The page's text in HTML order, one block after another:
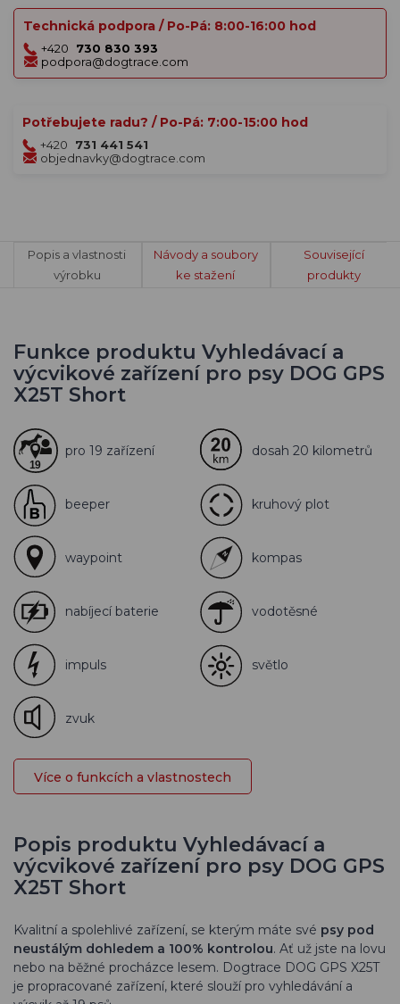
Technická podpora / Po-Pá: 8:00-16:00 hod
+420
730 830 393
podpora@dogtrace.com
Potřebujete radu? / Po-Pá: 7:00-15:00 hod
+420
731 441 541
objednavky@dogtrace.com
Popis a vlastnosti
výrobku
Návody a soubory
ke stažení
Související
produkty
Funkce produktu Vyhledávací a
výcvikové zařízení pro psy DOG GPS
X25T Short
pro 19 zařízení dosah 20 kilometrů
beeper kruhový plot
waypoint kompas
nabíjecí baterie vodotěsné
impuls světlo
zvuk
Více o funkcích a vlastnostech
Popis produktu Vyhledávací a
výcvikové zařízení pro psy DOG GPS
X25T Short
Kvalitní a spolehlivé zařízení, se kterým máte své psy pod
neustálým dohledem a 100% kontrolou. Ať už jste na lovu
nebo na běžné procházce lesem. Dogtrace DOG GPS X25T
je propracované zařízení, které slouží pro vyhledávání a